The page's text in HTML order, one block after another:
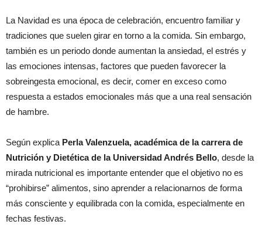
La Navidad es una época de celebración, encuentro familiar y
tradiciones que suelen girar en torno a la comida. Sin embargo,
también es un periodo donde aumentan la ansiedad, el estrés y
las emociones intensas, factores que pueden favorecer la
sobreingesta emocional, es decir, comer en exceso como
respuesta a estados emocionales más que a una real sensación
de hambre.
Según explica Perla Valenzuela, académica de la carrera de
Nutrición y Dietética de la Universidad Andrés Bello, desde la
mirada nutricional es importante entender que el objetivo no es
“prohibirse” alimentos, sino aprender a relacionarnos de forma
más consciente y equilibrada con la comida, especialmente en
fechas festivas.